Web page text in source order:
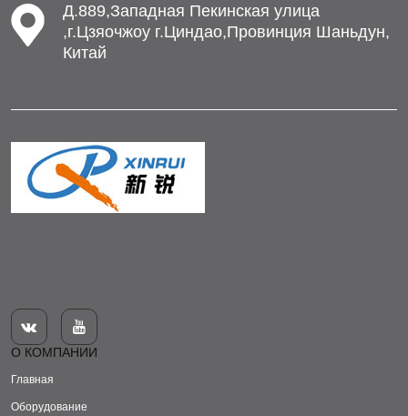
Д.889,Западная Пекинская улица
,г.Цзяочжоу г.Циндао,Провинция Шаньдун,
Китай


О КОМПАНИИ
Главная
Оборудование